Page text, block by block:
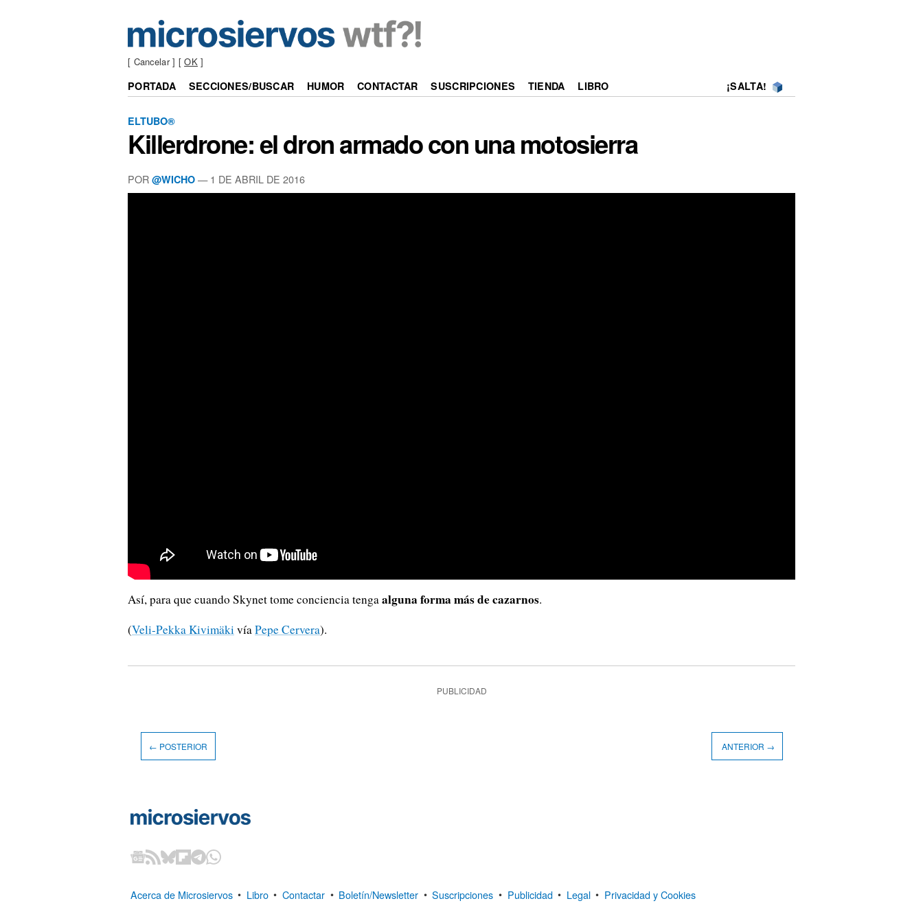
[ Cancelar ] [OK]
PORTADA SECCIONES/BUSCAR HUMOR CONTACTAR SUSCRIPCIONES TIENDA LIBRO ¡SALTA!
ELTUBO®
Killerdrone: el dron armado con una motosierra
POR @WICHO —1 DE ABRIL DE 2016
Así, para que cuando Skynet tome conciencia tengaalguna forma más de cazarnos.
(Veli-Pekka KivimäkivíaPepe Cervera).
PUBLICIDAD
← POSTERIOR ANTERIOR →
Acerca de Microsiervos • Libro • Contactar • Boletín/Newsletter • Suscripciones • Publicidad • Legal • Privacidad y Cookies